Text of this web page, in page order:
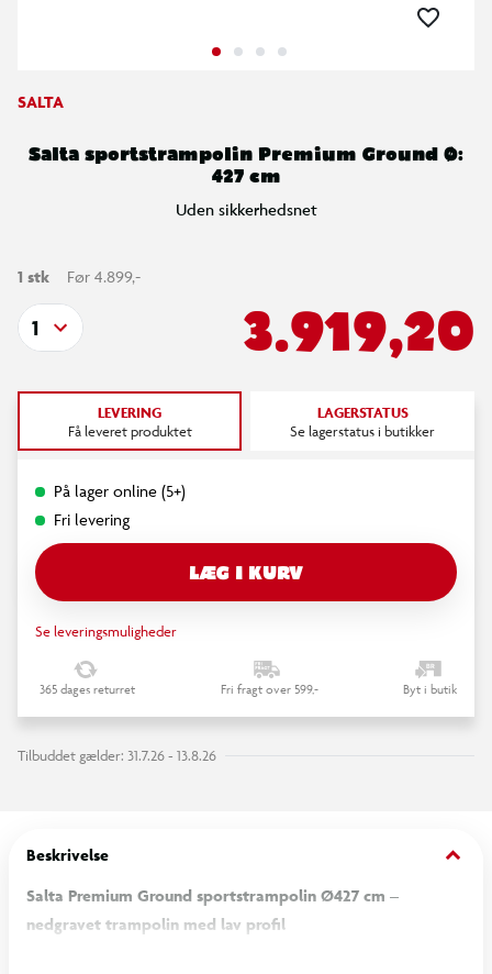
SALTA
Salta sportstrampolin Premium Ground Ø:
427 cm
Uden sikkerhedsnet
1 stk Før 4.899,-
3.919,20
1
LEVERING
Få leveret produktet
LAGERSTATUS
Se lagerstatus i butikker
På lager online (5+)
Fri levering
LÆG I KURV
Se leveringsmuligheder
365 dages returret Fri fragt over 599,- Byt i butik
Tilbuddet gælder: 31.7.26 - 13.8.26
Beskrivelse keyboard_arrow_down
Salta Premium Ground sportstrampolin Ø427 cm –
nedgravet trampolin med lav profil